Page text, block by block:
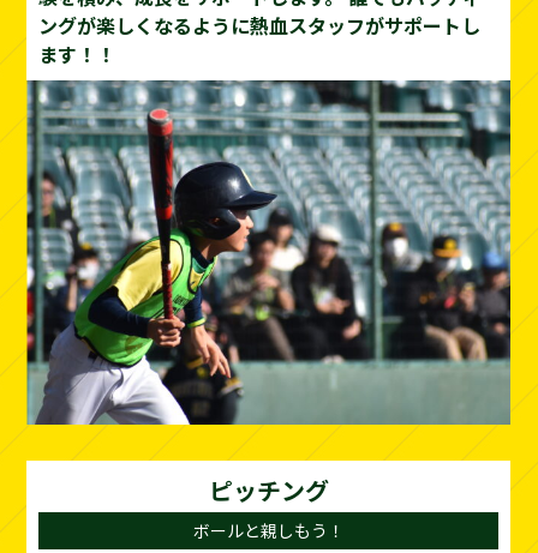
ングが楽しくなるように熱血スタッフがサポートし
ます！！
ピッチング
ボールと親しもう！